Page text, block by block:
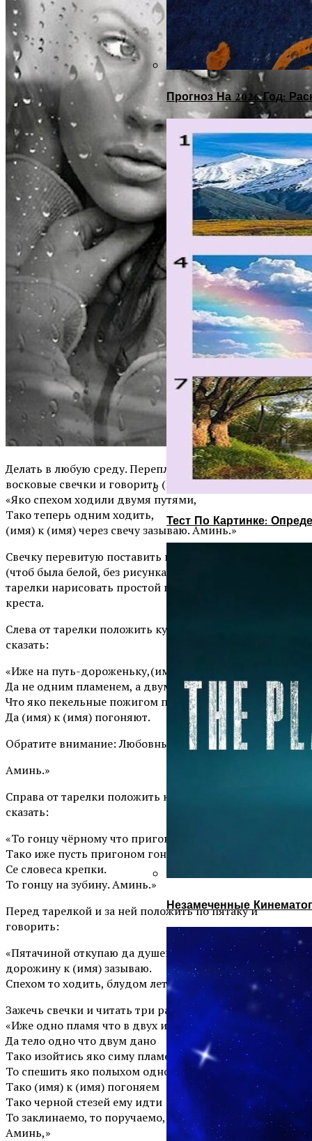
Прогноз На 2026 Год:
Тест По Картинке:
Незамеченные
Делать в любую среду. Переплетать меж собой две
восковые свечки и говорить (3,9,12 раз):
«Яко спехом ходили двумя путями,
Тако теперь одним ходить,
(имя) к (имя) через свечу зазываю. Аминь.»
Свечку перевитую поставить на середину тарелки
(чтоб была белой, без рисунка). На каждой стороне
тарелки нарисовать простой крест—получится 4
креста.
Слева от тарелки положить кусочек чёрного хлеба и
сказать:
«Иже на путь-дороженьку,(имя) ходом ходить
Да не одним пламенем, а двумя.
Что яко пекельные пожигом пожигают
Да (имя) к (имя) погоняют.
Обратите внимание: Любовный круг….
Аминь.»
Справа от тарелки положить кусочек белого хлеба и
сказать:
«То гонцу чёрному что пригоняить души блудные,
Тако иже пусть пригоном гонит (имя) к (имя).
Се словеса крепки.
То гонцу на зубину. Аминь.»
Перед тарелкой и за ней положить по пятаку и
говорить:
«Пятачиной откупаю да душеньку (имя) в путь-
дорожину к (имя) зазываю.
Спехом то ходить, блудом лететь. Аминь.»
Зажечь свечки и читать три раза:
«Иже одно пламя что в двух изошло
Да тело одно что двум дано
Тако изойтись яко симу пламени
То спешить яко полыхом одно из двух полыхаит
Тако (имя) к (имя) погоняем
Тако черной стезей ему идти
То заклинаемо, то поручаемо, всем всё уплачено.
Аминь,»